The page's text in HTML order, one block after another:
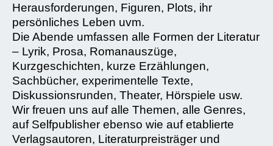
Herausforderungen, Figuren, Plots, ihr
persönliches Leben uvm.
Die Abende umfassen alle Formen der Literatur
– Lyrik, Prosa, Romanauszüge,
Kurzgeschichten, kurze Erzählungen,
Sachbücher, experimentelle Texte,
Diskussionsrunden, Theater, Hörspiele usw.
Wir freuen uns auf alle Themen, alle Genres,
auf Selfpublisher ebenso wie auf etablierte
Verlagsautoren, Literaturpreisträger und